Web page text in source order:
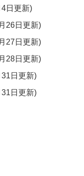
日更新
26日更新
27日更新
28日更新
日更新
日更新